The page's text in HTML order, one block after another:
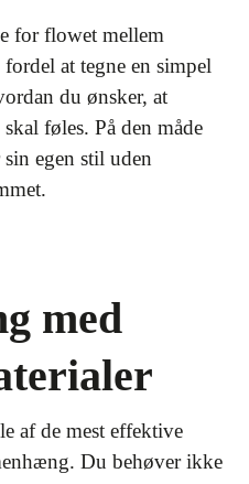
for flowet mellem
at tegne en simpel
du ønsker, at
føles. På den måde
egen stil uden
med
af de mest effektive
Du behøver ikke